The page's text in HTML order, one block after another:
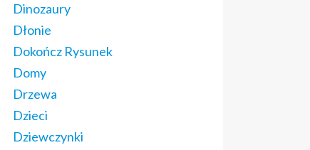
Dinozaury
Dłonie
Dokończ Rysunek
Domy
Drzewa
Dzieci
Dziewczynki